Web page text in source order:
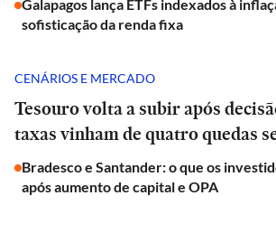
Galapagos lança ETFs indexados à
sofisticação da renda fixa
CENÁRIOS E MERCADO
Tesouro volta a subir após
taxas vinham de quatro quedas
Bradesco e Santander: o que os
após aumento de capital e OPA